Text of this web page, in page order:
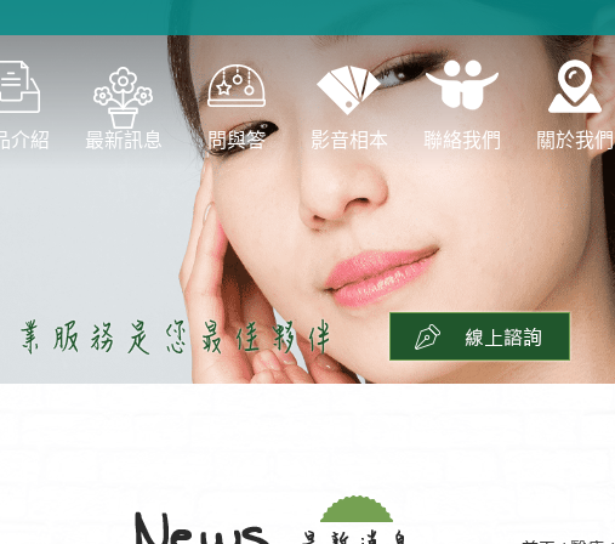
介紹 最新訊息 問與答 影音相本 聯絡我們 關於我們